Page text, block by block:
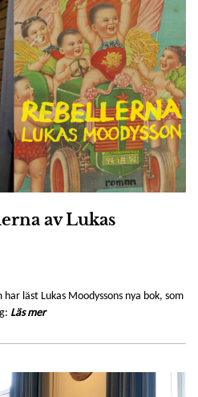
av Lukas
läst Lukas Moodyssons nya bok, som
Läs mer